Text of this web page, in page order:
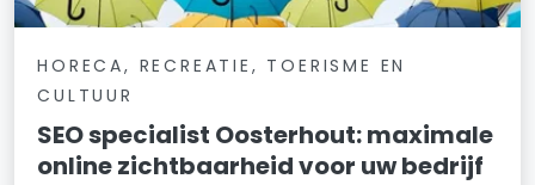
HORECA, RECREATIE, TOERISME EN
CULTUUR
SEO specialist Oosterhout: maximale
online zichtbaarheid voor uw bedrijf